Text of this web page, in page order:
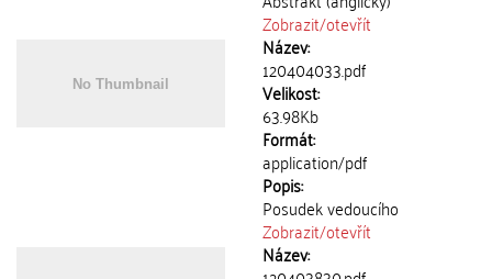
Zobrazit/otevřít
Název:
120404033.pdf
Velikost:
63.98Kb
Formát:
application/pdf
Popis:
Posudek vedoucího
Zobrazit/otevřít
Název: